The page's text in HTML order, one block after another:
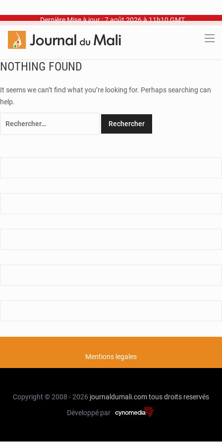
Dernière Mise à jour : 7 août 2026 à 11h10 GMT
NOTHING FOUND
It seems we can’t find what you’re looking for. Perhaps searching can
help.
Mentions legales
Copyright © 2008 - 2026 journaldumali.comtous droits reservés
Développé par